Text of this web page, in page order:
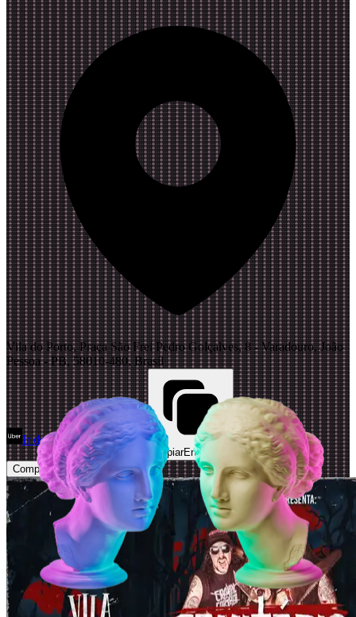
Vila do Porto, Praça São Frei Pedro Golçalves, 8 - Varadouro, João
Pessoa - PB, 58010-480, Brasil
Ir de Uber Abrir Maps
CopiarEndereço
Comprar Ingressos